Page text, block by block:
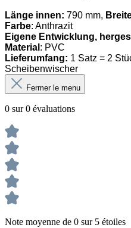
Länge innen: 790 mm,
Farbe: Anthrazit
Eigene Entwicklung,
Material : PVC
Lieferumfang: 1 Satz = 2
Scheibenwischer
Fermer le menu
0 sur 0 évaluations
Note moyenne de 0 sur 5 étoiles